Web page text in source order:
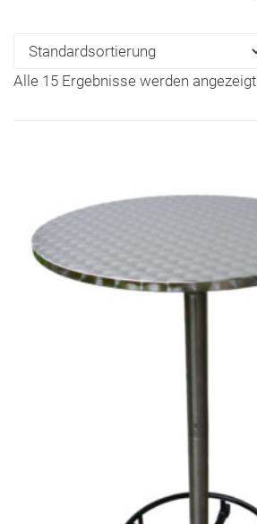
Alle 15 Ergebnisse werden angezeigt